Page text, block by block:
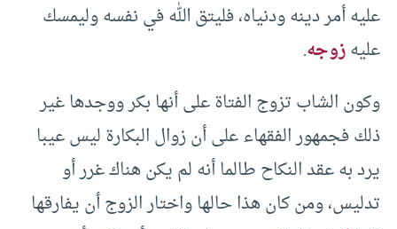
عليه أمر دينه ودنياه، فليتق الله في نفسه وليمسك
عليهزوجه.
وكون الشاب تزوج الفتاة على أنها بكر ووجدها غير
ذلك فجمهور الفقهاء على أن زوال البكارة ليس عيبا
يرد به عقد النكاح طالما أنه لم يكن هناك غرر أو
تدليس، ومن كان هذا حالها واختار الزوج أن يفارقها